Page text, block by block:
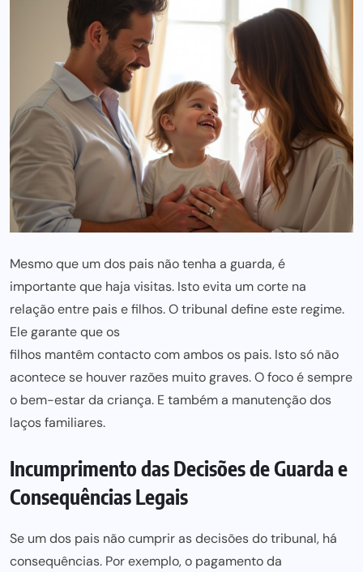
Mesmo que um dos pais não tenha a guarda, é
importante que haja visitas. Isto evita um corte na
relação entre pais e filhos. O tribunal define este regime.
Ele garante que os
filhos mantêm contacto com ambos os pais. Isto só não
acontece se houver razões muito graves. O foco é sempre
o bem-estar da criança. E também a manutenção dos
laços familiares.
Incumprimento das Decisões de Guarda e
Consequências Legais
Se um dos pais não cumprir as decisões do tribunal, há
consequências. Por exemplo, o pagamento da